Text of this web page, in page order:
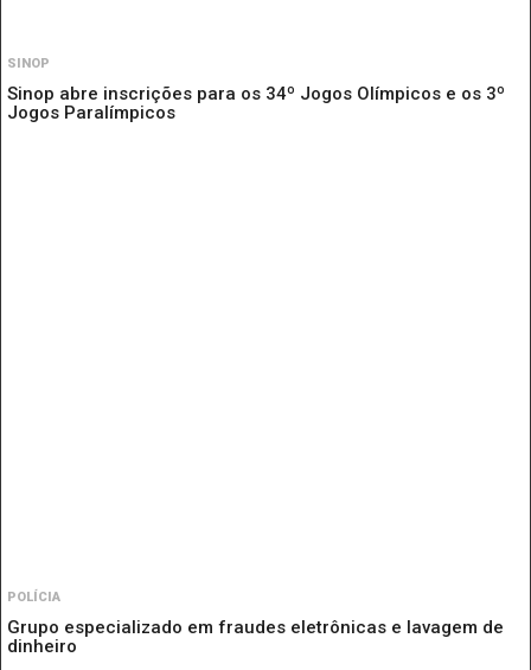
SINOP
Sinop abre inscrições para os 34º Jogos Olímpicos e os 3º
Jogos Paralímpicos
POLÍCIA
Grupo especializado em fraudes eletrônicas e lavagem de
dinheiro